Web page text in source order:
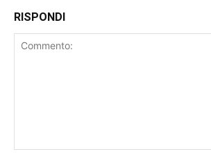
RISPONDI